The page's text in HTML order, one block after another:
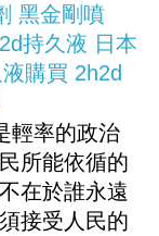
黑金剛噴
持久液 日本
購買 2h2d
輕率的政治
所能依循的
在於誰永遠
接受人民的